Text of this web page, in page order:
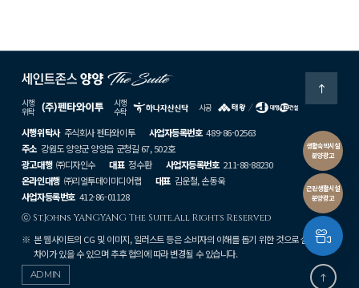
시행
위탁
시행
수탁 시공
시행위탁사 주식회사 펜타와이투 사업자등록번호 489-86-02563
주소 강원도 양양군 양양읍 군청길 67, 502호
광고대행 ㈜디자인수 대표 정수환 사업자등록번호 211-88-88230
온라인대행 ㈜리얼투데이미디어랩 대표 김운철, 손동욱
사업자등록번호 412-86-01128
ⓒ St.Johns YANGYANG The Suite.All Rights Reserved
본 웹사이트의 CG 및 이미지, 일러스트 등은 소비자의 이해를 돕기 위한 것으로 실제와
차이가 있을 수 있으며 추후 협의에 따라 변경될 수 있습니다.
ADMIN
생활숙박시설
분양광고
근린생활시설
분양광고